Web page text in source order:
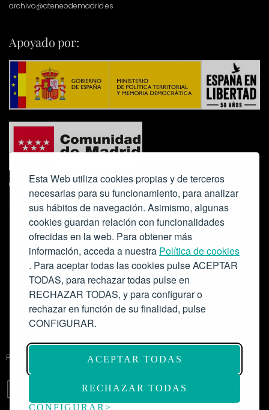
Esta Web utiliza cookies propias y de terceros
necesarias para su funcionamiento, para analizar
sus hábitos de navegación. Asimismo, algunas
cookies guardan relación con funcionalidades
ofrecidas en la web. Para obtener más
información, acceda a nuestra Política de cookies
. Para aceptar todas las cookies pulse ACEPTAR
TODAS, para rechazar todas pulse en
RECHAZAR TODAS, y para configurar o
rechazar en función de su finalidad, pulse
CONFIGURAR.
ACEPTAR TODAS
RECHAZAR TODAS
CONFIGURAR
archivo@ateneodemadrid.es
Apoyado por:
Colabora:
Proyecto de modernización de infraestructuras y digitalización del
Salón de Actos del Ateneo de Madrid como espacio escénico-musical.
Subvención: 175.000€